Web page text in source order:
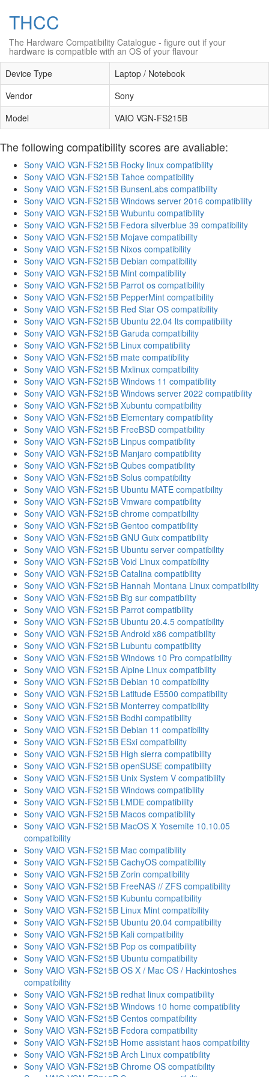
THCC
The Hardware Compatibility Catalogue - figure out if your
hardware is compatible with an OS of your flavour
Device Type
Laptop / Notebook
Vendor
Sony
Model
VAIO VGN-FS215B
The following compatibility scores are avaliable:
Sony VAIO VGN-FS215B Rocky linux compatibility
Sony VAIO VGN-FS215B Tahoe compatibility
Sony VAIO VGN-FS215B BunsenLabs compatibility
Sony VAIO VGN-FS215B Windows server 2016 compatibility
Sony VAIO VGN-FS215B Wubuntu compatibility
Sony VAIO VGN-FS215B Fedora silverblue 39 compatibility
Sony VAIO VGN-FS215B Mojave compatibility
Sony VAIO VGN-FS215B Nixos compatibility
Sony VAIO VGN-FS215B Debian compatibility
Sony VAIO VGN-FS215B Mint compatibility
Sony VAIO VGN-FS215B Parrot os compatibility
Sony VAIO VGN-FS215B PepperMint compatibility
Sony VAIO VGN-FS215B Red Star OS compatibility
Sony VAIO VGN-FS215B Ubuntu 22.04 lts compatibility
Sony VAIO VGN-FS215B Garuda compatibility
Sony VAIO VGN-FS215B Linux compatibility
Sony VAIO VGN-FS215B mate compatibility
Sony VAIO VGN-FS215B Mxlinux compatibility
Sony VAIO VGN-FS215B Windows 11 compatibility
Sony VAIO VGN-FS215B Windows server 2022 compatibility
Sony VAIO VGN-FS215B Xubuntu compatibility
Sony VAIO VGN-FS215B Elementary compatibility
Sony VAIO VGN-FS215B FreeBSD compatibility
Sony VAIO VGN-FS215B Linpus compatibility
Sony VAIO VGN-FS215B Manjaro compatibility
Sony VAIO VGN-FS215B Qubes compatibility
Sony VAIO VGN-FS215B Solus compatibility
Sony VAIO VGN-FS215B Ubuntu MATE compatibility
Sony VAIO VGN-FS215B Vmware compatibility
Sony VAIO VGN-FS215B chrome compatibility
Sony VAIO VGN-FS215B Gentoo compatibility
Sony VAIO VGN-FS215B GNU Guix compatibility
Sony VAIO VGN-FS215B Ubuntu server compatibility
Sony VAIO VGN-FS215B Void Linux compatibility
Sony VAIO VGN-FS215B Catalina compatibility
Sony VAIO VGN-FS215B Hannah Montana Linux compatibility
Sony VAIO VGN-FS215B Big sur compatibility
Sony VAIO VGN-FS215B Parrot compatibility
Sony VAIO VGN-FS215B Ubuntu 20.4.5 compatibility
Sony VAIO VGN-FS215B Android x86 compatibility
Sony VAIO VGN-FS215B Lubuntu compatibility
Sony VAIO VGN-FS215B Windows 10 Pro compatibility
Sony VAIO VGN-FS215B Alpine Linux compatibility
Sony VAIO VGN-FS215B Debian 10 compatibility
Sony VAIO VGN-FS215B Latitude E5500 compatibility
Sony VAIO VGN-FS215B Monterrey compatibility
Sony VAIO VGN-FS215B Bodhi compatibility
Sony VAIO VGN-FS215B Debian 11 compatibility
Sony VAIO VGN-FS215B ESxi compatibility
Sony VAIO VGN-FS215B High sierra compatibility
Sony VAIO VGN-FS215B openSUSE compatibility
Sony VAIO VGN-FS215B Unix System V compatibility
Sony VAIO VGN-FS215B Windows compatibility
Sony VAIO VGN-FS215B LMDE compatibility
Sony VAIO VGN-FS215B Macos compatibility
Sony VAIO VGN-FS215B MacOS X Yosemite 10.10.05
compatibility
Sony VAIO VGN-FS215B Mac compatibility
Sony VAIO VGN-FS215B CachyOS compatibility
Sony VAIO VGN-FS215B Zorin compatibility
Sony VAIO VGN-FS215B FreeNAS // ZFS compatibility
Sony VAIO VGN-FS215B Kubuntu compatibility
Sony VAIO VGN-FS215B Linux Mint compatibility
Sony VAIO VGN-FS215B Ubuntu 20.04 compatibility
Sony VAIO VGN-FS215B Kali compatibility
Sony VAIO VGN-FS215B Pop os compatibility
Sony VAIO VGN-FS215B Ubuntu compatibility
Sony VAIO VGN-FS215B OS X / Mac OS / Hackintoshes
compatibility
Sony VAIO VGN-FS215B redhat linux compatibility
Sony VAIO VGN-FS215B Windows 10 home compatibility
Sony VAIO VGN-FS215B Centos compatibility
Sony VAIO VGN-FS215B Fedora compatibility
Sony VAIO VGN-FS215B Home assistant haos compatibility
Sony VAIO VGN-FS215B Arch Linux compatibility
Sony VAIO VGN-FS215B Chrome OS compatibility